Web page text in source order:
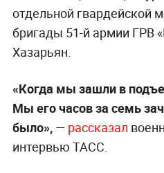
отдельной гвардейской
бригады 51-й армии ГРВ
Хазарьян.
«Когда мы зашли в
Мы его часов за семь
было»,— рассказал
интервью ТАСС.